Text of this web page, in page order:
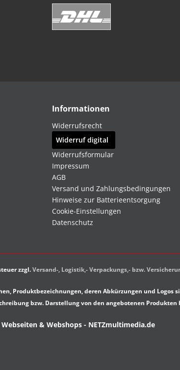
Informationen
Widerrufsrecht
Widerruf digital
Widerrufsformular
Impressum
AGB
Versand und Zahlungsbedingungen
Hinweise zur Batterieentsorgung
Cookie-Einstellungen
Datenschutz
zzgl.Versand-, Logistik,- Verpackungs,- bzw.
Produktbezeichnungen, deren Abkürzungen und
bzw. Darstellung von den angebotenen Produkten
& Webshops - NETZmultimedia.de